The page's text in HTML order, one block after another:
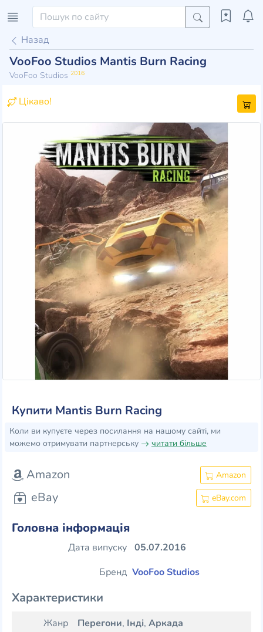
Назад
VooFoo Studios Mantis Burn Racing
VooFoo Studios 2016
Цікаво!
Купити Mantis Burn Racing
Коли ви купуєте через посилання на нашому сайті, ми
можемо отримувати партнерську
читати більше
Amazon Amazon
eBay eBay.com
Головна інформація
Дата випуску 05.07.2016
Бренд VooFoo Studios
Характеристики
Жанр Перегони, Інді, Аркада